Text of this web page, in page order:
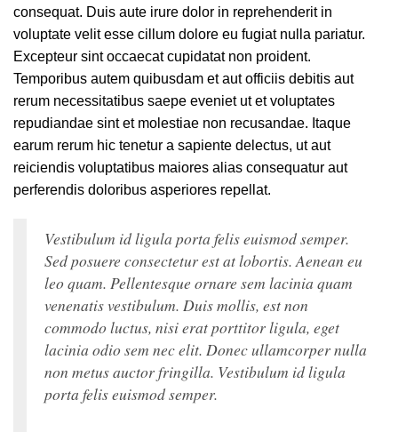
consequat. Duis aute irure dolor in reprehenderit in
voluptate velit esse cillum dolore eu fugiat nulla pariatur.
Excepteur sint occaecat cupidatat non proident.
Temporibus autem quibusdam et aut officiis debitis aut
rerum necessitatibus saepe eveniet ut et voluptates
repudiandae sint et molestiae non recusandae. Itaque
earum rerum hic tenetur a sapiente delectus, ut aut
reiciendis voluptatibus maiores alias consequatur aut
perferendis doloribus asperiores repellat.
Vestibulum id ligula porta felis euismod semper.
Sed posuere consectetur est at lobortis. Aenean eu
leo quam. Pellentesque ornare sem lacinia quam
venenatis vestibulum. Duis mollis, est non
commodo luctus, nisi erat porttitor ligula, eget
lacinia odio sem nec elit. Donec ullamcorper nulla
non metus auctor fringilla. Vestibulum id ligula
porta felis euismod semper.